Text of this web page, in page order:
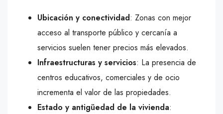
Ubicación y conectividad: Zonas con mejor
acceso al transporte público y cercanía a
servicios suelen tener precios más elevados.
Infraestructuras y servicios: La presencia de
centros educativos, comerciales y de ocio
incrementa el valor de las propiedades.
Estado y antigüedad de la vivienda: